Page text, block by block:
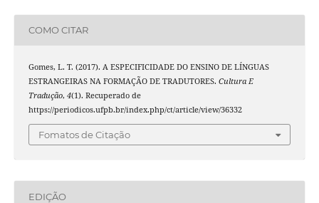
COMO CITAR
Gomes, L. T. (2017). A ESPECIFICIDADE DO ENSINO DE LÍNGUAS
ESTRANGEIRAS NA FORMAÇÃO DE TRADUTORES. Cultura E
Tradução, 4(1). Recuperado de
https://periodicos.ufpb.br/index.php/ct/article/view/36332
Fomatos de Citação
EDIÇÃO